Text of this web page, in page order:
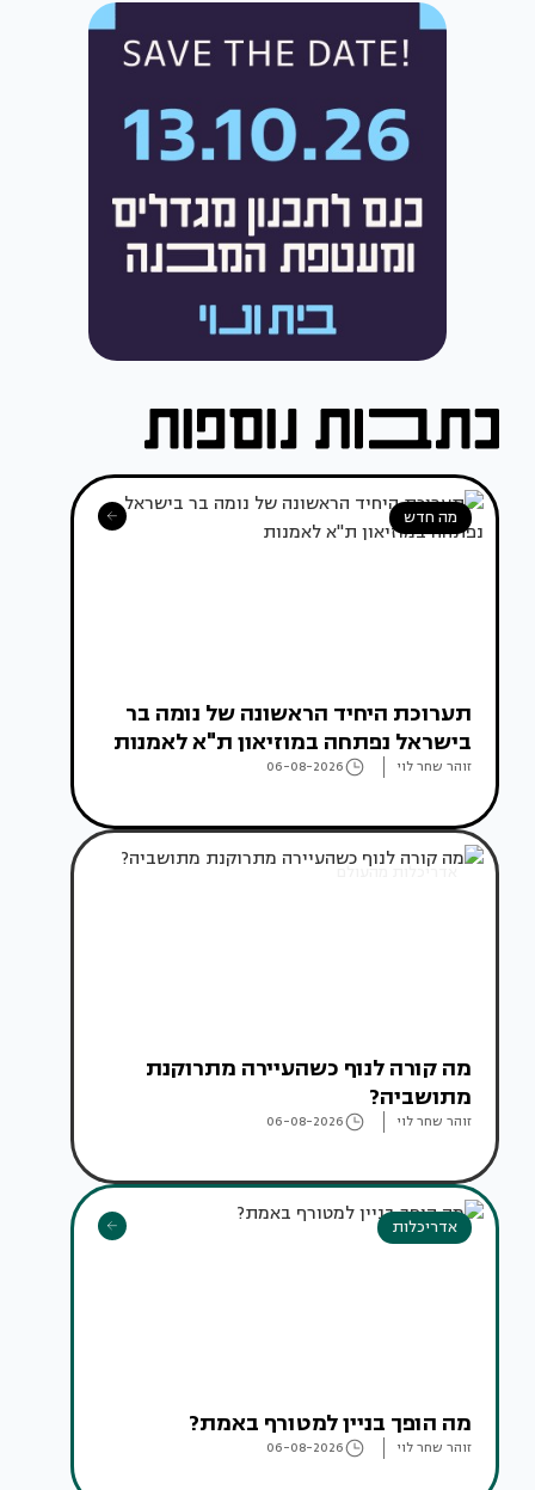
מה חדש
תערוכת היחיד הראשונה של נומה בר
בישראל נפתחה במוזיאון ת"א לאמנות
זוהר שחר לוי 06-08-2026
אדריכלות מהעולם
מה קורה לנוף כשהעיירה מתרוקנת
מתושביה?
זוהר שחר לוי 06-08-2026
אדריכלות
מה הופך בניין למטורף באמת?
זוהר שחר לוי 06-08-2026